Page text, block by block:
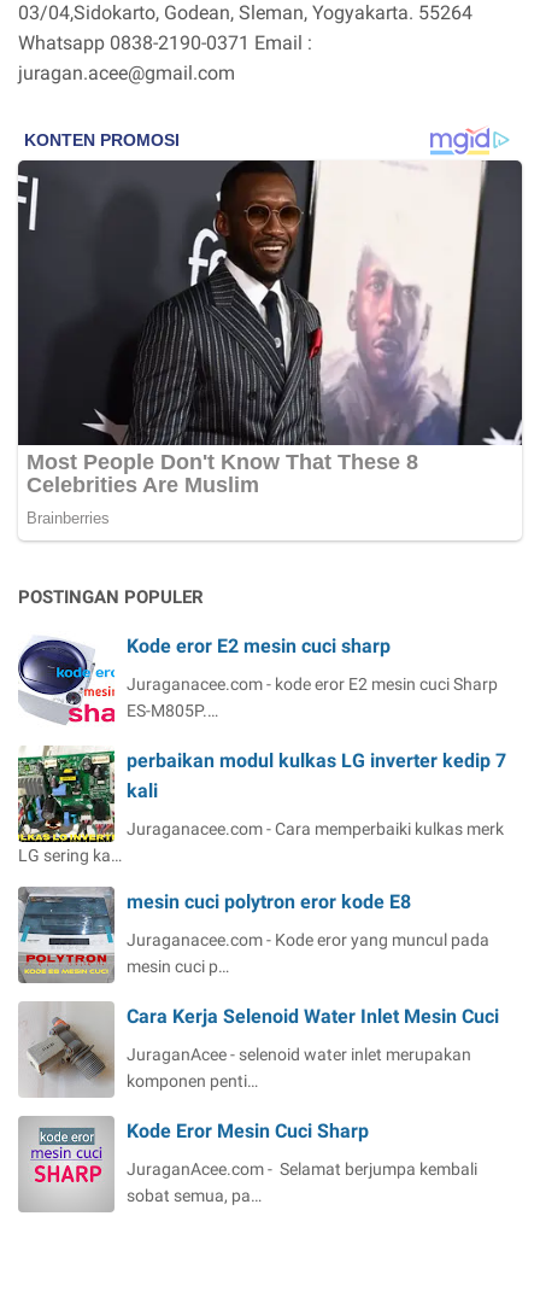
03/04,Sidokarto, Godean, Sleman, Yogyakarta. 55264
Whatsapp 0838-2190-0371 Email :
juragan.acee@gmail.com
POSTINGAN POPULER
Kode eror E2 mesin cuci sharp
Juraganacee.com - kode eror E2 mesin cuci Sharp
ES-M805P.…
perbaikan modul kulkas LG inverter kedip 7
kali
Juraganacee.com - Cara memperbaiki kulkas merk
LG sering ka…
mesin cuci polytron eror kode E8
Juraganacee.com - Kode eror yang muncul pada
mesin cuci p…
Cara Kerja Selenoid Water Inlet Mesin Cuci
JuraganAcee - selenoid water inlet merupakan
komponen penti…
Kode Eror Mesin Cuci Sharp
JuraganAcee.com - Selamat berjumpa kembali
sobat semua, pa…